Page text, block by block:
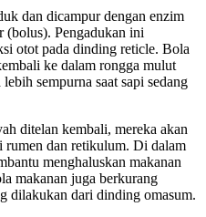
dan dicampur dengan enzim
(bolus). Pengadukan ini
otot pada dinding reticle. Bola
ke dalam rongga mulut
sempurna saat sapi sedang
ditelan kembali, mereka akan
rumen dan retikulum. Di dalam
menghaluskan makanan
makanan juga berkurang
dilakukan dari dinding omasum.